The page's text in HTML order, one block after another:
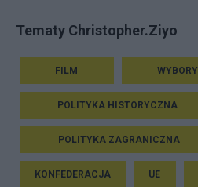
Tematy Christopher.Ziyo
FILM WYBORY
POLITYKA HISTORYCZNA
POLITYKA ZAGRANICZNA
KONFEDERACJA UE